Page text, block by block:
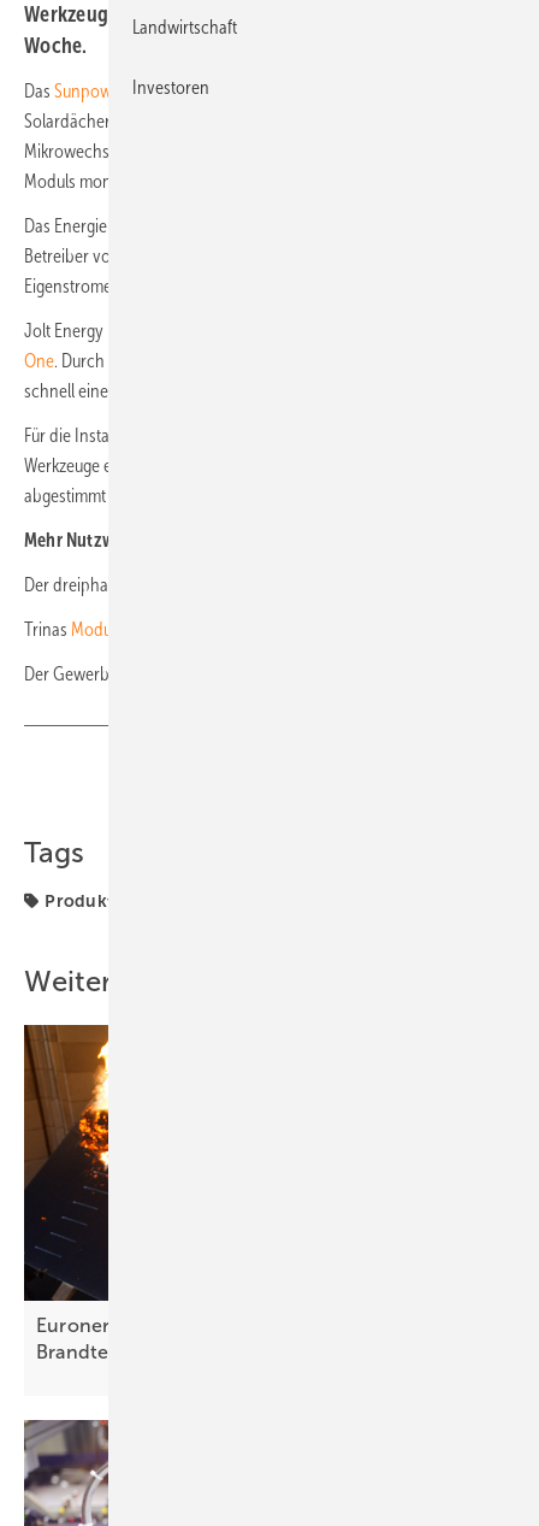
Werkzeuge für Solarkabel. Das sind unsere Produkte der
Woche.
Das Sunpower Maxeon 5ist ein Modul mit 66 Zellen für private
Solardächer. Es verfügt über 415 Watt Leistung. Ein
Mikrowechselrichter von Enphase ist bereits an der Rückseite des
Moduls montiert.
Das Energiemanagement
Betreiber von Photovoltaikanlagen wissen so, was die
Eigenstromerzeugung und -nutzung kostet.
Jolt Energy präsentiert die mobile und flexible
One. Durch die integrierte Batterie lässt sich insbesondere in Städten
schnell eine Ladeinfrastruktur aufbauen.
Für die Installation von Photovoltaikanlagen hat
Werkzeuge entwickelt, die auf die Kabel in der Solartechnik
abgestimmt sind. (nhp)
Mehr Nutzwert und Fachwissen für Sie:
Der dreiphasige
Trinas Modul Vertex S
Der Gewerbespeicher
Tags
Produkt
Weitere Inhalte
Euronergy: Neue Leichtbaumodule im
Brandtest
Landwirtschaft
Investoren